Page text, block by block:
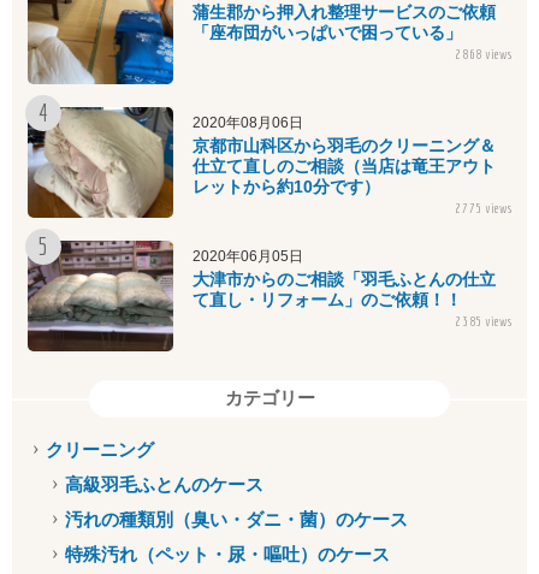
蒲生郡から押入れ整理サービスのご依頼
「座布団がいっぱいで困っている」
2868 views
2020年08月06日
京都市山科区から羽毛のクリーニング＆
仕立て直しのご相談（当店は竜王アウト
レットから約10分です）
2775 views
2020年06月05日
大津市からのご相談「羽毛ふとんの仕立
て直し・リフォーム」のご依頼！！
2385 views
カテゴリー
クリーニング
高級羽毛ふとんのケース
汚れの種類別（臭い・ダニ・菌）のケース
特殊汚れ（ペット・尿・嘔吐）のケース